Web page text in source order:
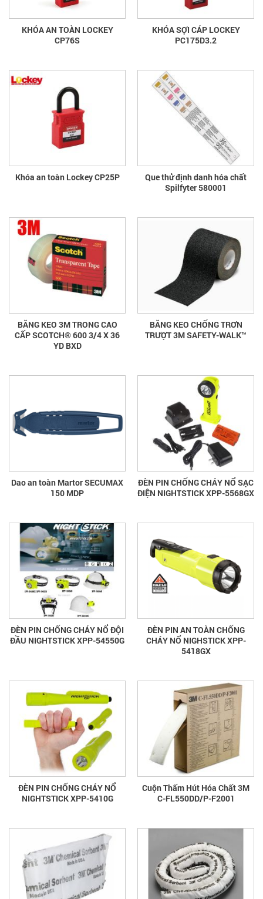
KHÓA AN TOÀN LOCKEY
CP76S
KHÓA SỢI CÁP LOCKEY
PC175D3.2
Khóa an toàn Lockey CP25P
Que thử định danh hóa chất
Spilfyter 580001
BĂNG KEO 3M TRONG CAO
CẤP SCOTCH® 600 3/4 X 36
YD BXD
BĂNG KEO CHỐNG TRƠN
TRƯỢT 3M SAFETY-WALK™
Dao an toàn Martor SECUMAX
150 MDP
ĐÈN PIN CHỐNG CHÁY NỔ SẠC
ĐIỆN NIGHTSTICK XPP-5568GX
ĐÈN PIN CHỐNG CHÁY NỔ ĐỘI
ĐẦU NIGHTSTICK XPP-54550G
ĐÈN PIN AN TOÀN CHỐNG
CHÁY NỔ NIGHSTICK XPP-
5418GX
ĐÈN PIN CHỐNG CHÁY NỔ
NIGHTSTICK XPP-5410G
Cuộn Thấm Hút Hóa Chất 3M
C-FL550DD/P-F2001